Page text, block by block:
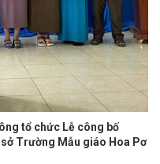
tổ chức Lễ công bố
Trường Mẫu giáo Hoa Pơ